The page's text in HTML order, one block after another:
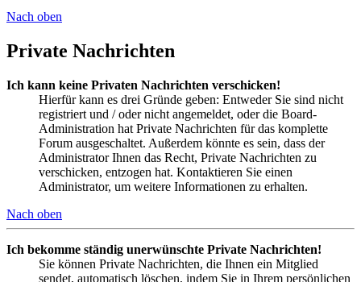
Nach oben
Private Nachrichten
Ich kann keine Privaten Nachrichten verschicken!
Hierfür kann es drei Gründe geben: Entweder Sie sind nicht
registriert und / oder nicht angemeldet, oder die Board-
Administration hat Private Nachrichten für das komplette
Forum ausgeschaltet. Außerdem könnte es sein, dass der
Administrator Ihnen das Recht, Private Nachrichten zu
verschicken, entzogen hat. Kontaktieren Sie einen
Administrator, um weitere Informationen zu erhalten.
Nach oben
Ich bekomme ständig unerwünschte Private Nachrichten!
Sie können Private Nachrichten, die Ihnen ein Mitglied
sendet, automatisch löschen, indem Sie in Ihrem persönlichen